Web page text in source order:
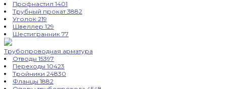
Профнастил 1401
Трубный прокат3882
Уголок 219
Швеллер 129
Шестигранник 77
Трубопроводная арматура
Отводы 15397
Переходы 10423
Тройники 24830
Фланцы 1882